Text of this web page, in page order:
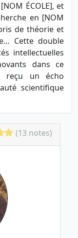
ÉCOLE], et
en [NOM
de théorie et
Cette double
intellectuelles
dans ce
reçu un écho
scientifique
(13 notes)